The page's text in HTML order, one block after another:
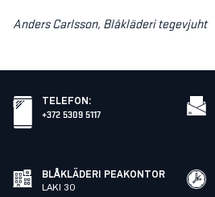
Anders Carlsson, Blåkläderi tegevjuht
TELEFON:
+372 5309 5117
BLÅKLÄDERI PEAKONTOR
LAKI 30